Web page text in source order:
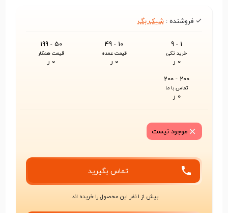
فروشنده :شیک بگ
1 - 9
خرید تکی
0 ر
10 - 49
قیمت عمده
0 ر
50 - 199
قیمت همکار
0 ر
200 - 200
تماس با ما
0 ر
موجود نیست
تماس بگیرید
بیش از 1 نفر این محصول را خریده اند.